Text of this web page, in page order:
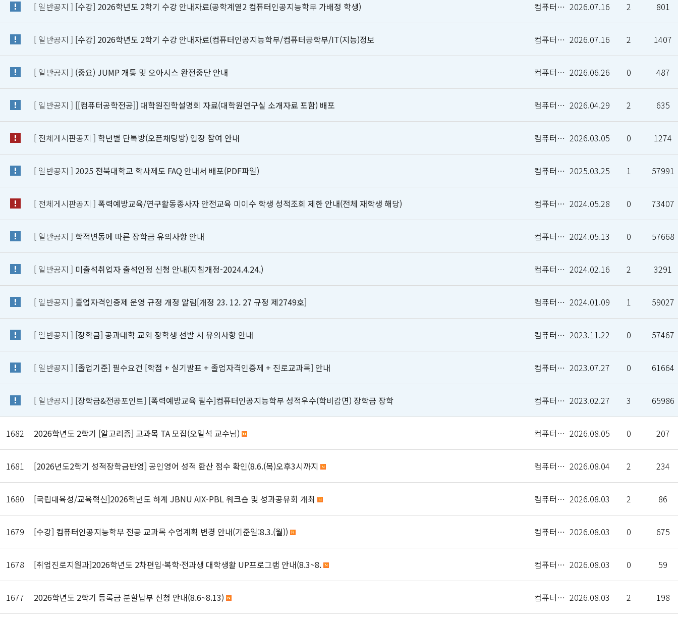
[ 일반공지 ] [수강] 2026학년도 2학기 수강 안내자료(공학계열2 컴퓨터인공지능학부 가배정 학생) 컴퓨터인공지능학부 2026.07.16 2 801
[ 일반공지 ] [수강] 2026학년도 2학기 수강 안내자료(컴퓨터인공지능학부/컴퓨터공학부/IT(지능)정보 컴퓨터인공지능학부 2026.07.16 2 1407
[ 일반공지 ] (중요) JUMP 개통 및 오아시스 완전중단 안내 컴퓨터인공지능학부 2026.06.26 0 487
[ 일반공지 ] [[컴퓨터공학전공]] 대학원진학설명회 자료(대학원연구실 소개자료 포함) 배포 컴퓨터인공지능학부 2026.04.29 2 635
[ 전체게시판공지 ] 학년별 단톡방(오픈채팅방) 입장 참여 안내 컴퓨터인공지능학부 2026.03.05 0 1274
[ 일반공지 ] 2025 전북대학교 학사제도 FAQ 안내서 배포(PDF파일) 컴퓨터인공지능학부 2025.03.25 1 57991
[ 전체게시판공지 ] 폭력예방교육/연구활동종사자 안전교육 미이수 학생 성적조회 제한 안내(전체 재학생 해당) 컴퓨터인공지능학부 2024.05.28 0 73407
[ 일반공지 ] 학적변동에 따른 장학금 유의사항 안내 컴퓨터인공지능학부 2024.05.13 0 57668
[ 일반공지 ] 미출석취업자 출석인정 신청 안내(지침개정-2024.4.24.) 컴퓨터인공지능학부 2024.02.16 2 3291
[ 일반공지 ] 졸업자격인증제 운영 규정 개정 알림[개정 23. 12. 27 규정 제2749호] 컴퓨터인공지능학부 2024.01.09 1 59027
[ 일반공지 ] [장학금] 공과대학 교외 장학생 선발 시 유의사항 안내 컴퓨터인공지능학부 2023.11.22 0 57467
[ 일반공지 ] [졸업기준] 필수요건 [학점 + 실기발표 + 졸업자격인증제 + 진로교과목] 안내 컴퓨터인공지능학부 2023.07.27 0 61664
[ 일반공지 ] [장학금&전공포인트] [폭력예방교육 필수]컴퓨터인공지능학부 성적우수(학비감면) 장학금 장학 컴퓨터인공지능학부 2023.02.27 3 65986
1682 2026학년도 2학기 [알고리즘] 교과목 TA 모집(오일석 교수님) 컴퓨터인공지능학부 2026.08.05 0 207
1681 [2026년도2학기 성적장학금반영] 공인영어 성적 환산 점수 확인(8.6.(목)오후3시까지 컴퓨터인공지능학부 2026.08.04 2 234
1680 [국립대육성/교육혁신]2026학년도 하계 JBNU AIX-PBL 워크숍 및 성과공유회 개최 컴퓨터인공지능학부 2026.08.03 2 86
1679 [수강] 컴퓨터인공지능학부 전공 교과목 수업계획 변경 안내(기준일:8.3.(월)) 컴퓨터인공지능학부 2026.08.03 0 675
1678 [취업진로지원과]2026학년도 2차편입·복학·전과생 대학생활 UP프로그램 안내(8.3~8. 컴퓨터인공지능학부 2026.08.03 0 59
1677 2026학년도 2학기 등록금 분할납부 신청 안내(8.6~8.13) 컴퓨터인공지능학부 2026.08.03 2 198